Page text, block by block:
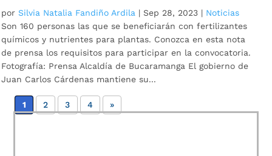
porSilvia Natalia Fandiño Ardila | Sep 28, 2023 | Noticias
Son 160 personas las que se beneficiarán con fertilizantes
químicos y nutrientes para plantas. Conozca en esta nota
de prensa los requisitos para participar en la convocatoria.
Fotografía: Prensa Alcaldía de Bucaramanga El gobierno de
Juan Carlos Cárdenas mantiene su...
1 2 3 4 »